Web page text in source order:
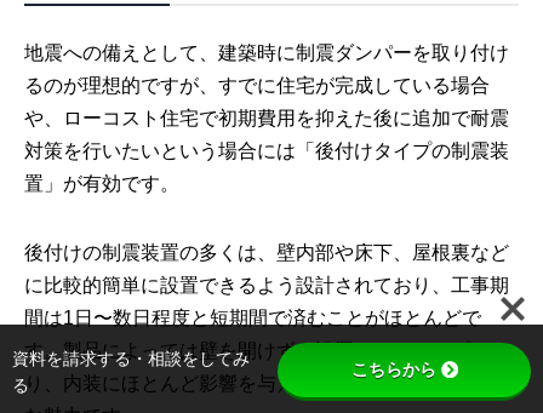
地震への備えとして、建築時に制震ダンパーを取り付け
るのが理想的ですが、すでに住宅が完成している場合
や、ローコスト住宅で初期費用を抑えた後に追加で耐震
対策を行いたいという場合には「後付けタイプの制震装
置」が有効です。
後付けの制震装置の多くは、壁内部や床下、屋根裏など
に比較的簡単に設置できるよう設計されており、工事期
間は1日〜数日程度と短期間で済むことがほとんどで
す。製品によっては壁を開けずに設置できるタイプもあ
り、内装にほとんど影響を与えずに施工できるのが大き
資料を請求する・相談をしてみ
る
こちらから